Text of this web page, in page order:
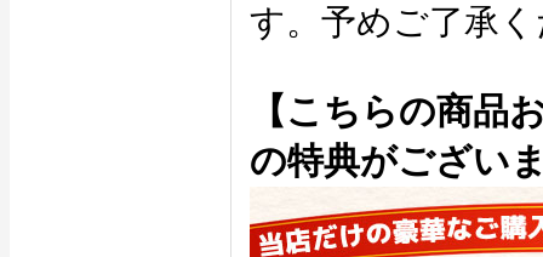
す。予めご了承
【こちらの商品
の特典がござい